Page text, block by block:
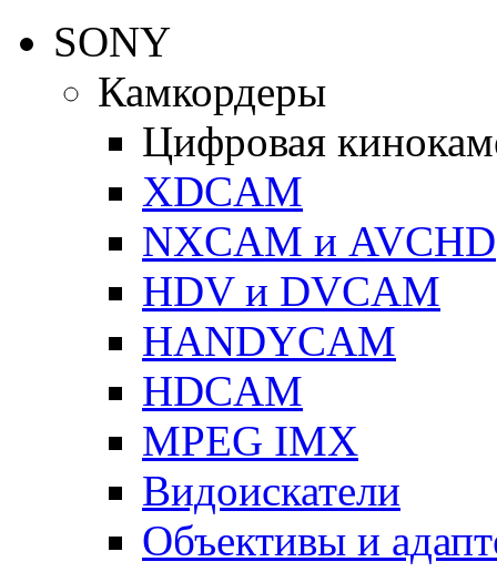
SONY
Камкордеры
Цифровая
XDCAM
NXCAM и AVCHD
HDV и DVCAM
HANDYCAM
HDCAM
MPEG IMX
Видоискатели
Объективы и